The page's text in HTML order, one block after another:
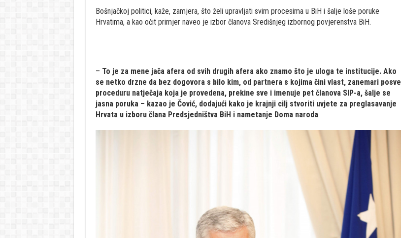
Bošnjačkoj politici, kaže, zamjera, što želi upravljati svim procesima u BiH i šalje loše poruke
Hrvatima, a kao očit primjer naveo je izbor članova Središnjeg izbornog povjerenstva BiH.
– To je za mene jača afera od svih drugih afera ako znamo što je uloga te institucije. Ako
se netko drzne da bez dogovora s bilo kim, od partnera s kojima čini vlast, zanemari posve
proceduru natječaja koja je provedena, prekine sve i imenuje pet članova SIP-a, šalje se
jasna poruka – kazao je Čović, dodajući kako je krajnji cilj stvoriti uvjete za preglasavanje
Hrvata u izboru člana Predsjedništva BiH i nametanje Doma naroda.